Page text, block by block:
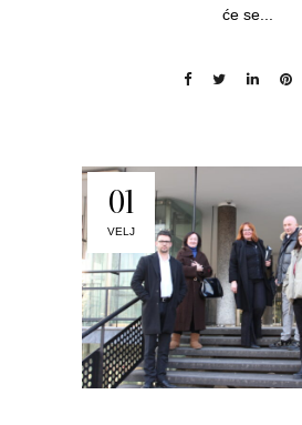
će se...
01
VELJ